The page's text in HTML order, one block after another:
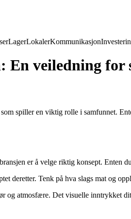
LagerLokalerKommunikasjon
En veiledning for
spiller en viktig rolle i samfunnet.
er å velge riktig konsept. Enten
deretter. Tenk på hva slags mat og
og atmosfære. Det visuelle inntrykket